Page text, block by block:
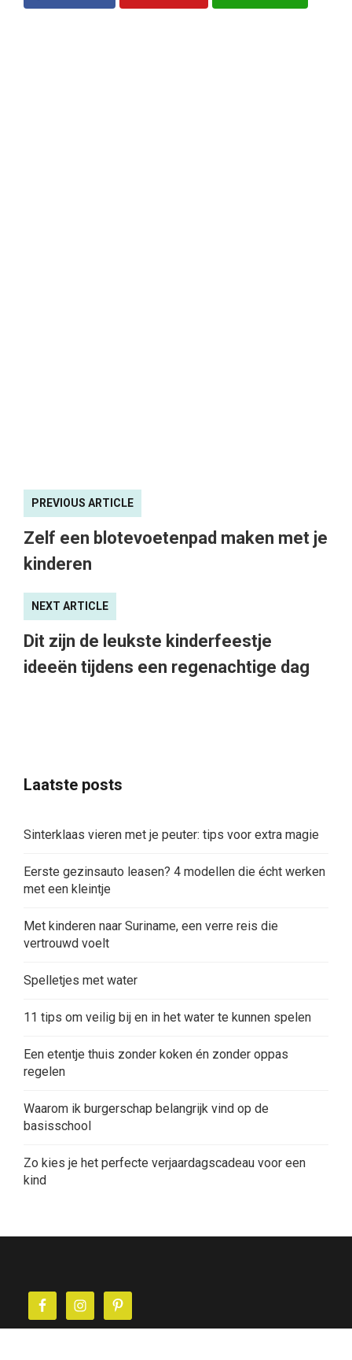
PREVIOUS ARTICLE
Zelf een blotevoetenpad maken met je
kinderen
NEXT ARTICLE
Dit zijn de leukste kinderfeestje
ideeën tijdens een regenachtige dag
Laatste posts
Sinterklaas vieren met je peuter: tips voor extra magie
Eerste gezinsauto leasen? 4 modellen die écht werken
met een kleintje
Met kinderen naar Suriname, een verre reis die
vertrouwd voelt
Spelletjes met water
11 tips om veilig bij en in het water te kunnen spelen
Een etentje thuis zonder koken én zonder oppas
regelen
Waarom ik burgerschap belangrijk vind op de
basisschool
Zo kies je het perfecte verjaardagscadeau voor een
kind